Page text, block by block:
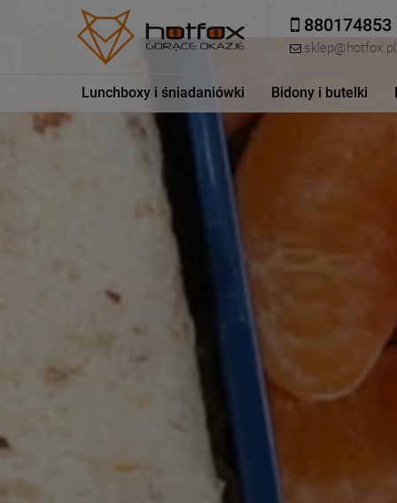
880174853
sklep@hotfox.pl
Lunchboxy i śniadaniówki Bidony i butelki